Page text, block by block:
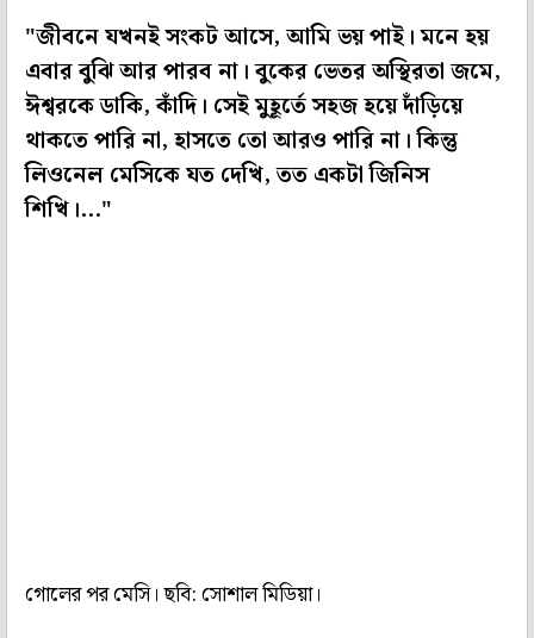
"জীবনে যখনই সংকট আসে, আমি ভয় পাই। মনে হয়
এবার বুঝি আর পারব না। বুকের ভেতর অস্থিরতা জমে,
ঈশ্বরকে ডাকি, কাঁদি। সেই মুহূর্তে সহজ হয়ে দাঁড়িয়ে
থাকতে পারি না, হাসতে তো আরও পারি না। কিন্তু
লিওনেল মেসিকে যত দেখি, তত একটা জিনিস
শিখি।..."
গোলের পর মেসি। ছবি: সোশাল মিডিয়া।